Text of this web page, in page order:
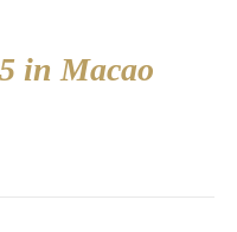
in Macao